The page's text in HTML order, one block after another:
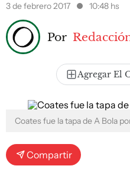
3 de febrero 2017
10:48 hs
Por
Agregar El
Coates fue la tapa de A Bola
Compartir